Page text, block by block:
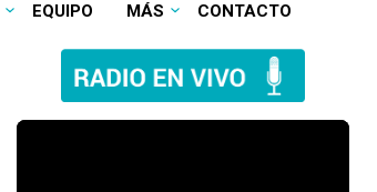
EQUIPO MÁS CONTACTO